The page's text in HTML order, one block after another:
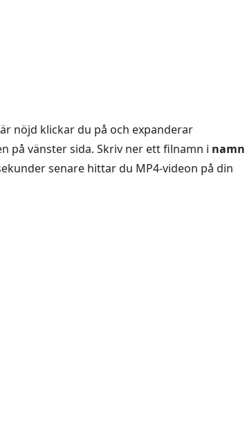
nöjd klickar du på och expanderar
på vänster sida. Skriv ner ett filnamn i namn
senare hittar du MP4-videon på din